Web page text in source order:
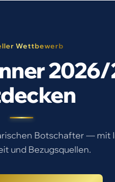
Wettbewerb
Botschafter — mit
und Bezugsquellen.